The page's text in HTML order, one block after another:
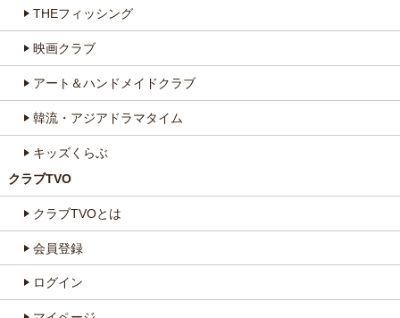
THEフィッシング
映画クラブ
アート＆ハンドメイドクラブ
韓流・アジアドラマタイム
キッズくらぶ
クラブTVO
クラブTVOとは
会員登録
ログイン